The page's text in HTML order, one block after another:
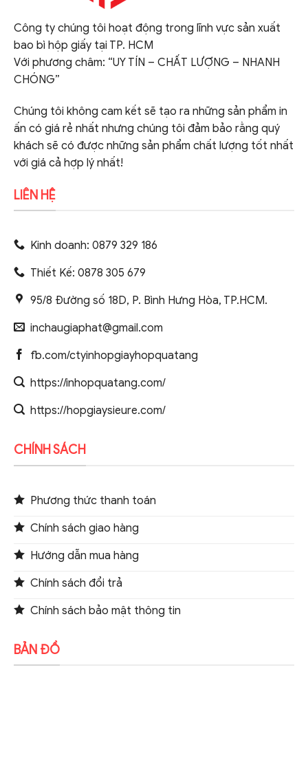
Công ty chúng tôi hoạt động trong lĩnh vực sản xuất
bao bì hộp giấy tại TP. HCM
Với phương châm: “UY TÍN – CHẤT LƯỢNG – NHANH
CHÓNG”
Chúng tôi không cam kết sẽ tạo ra những sản phẩm in
ấn có giá rẻ nhất nhưng chúng tôi đảm bảo rằng quý
khách sẽ có được những sản phẩm chất lượng tốt nhất
với giá cả hợp lý nhất!
LIÊN HỆ
Kinh doanh: 0879 329 186
Thiết Kế: 0878 305 679
95/8 Đường số 18D, P. Bình Hưng Hòa, TP.HCM.
inchaugiaphat@gmail.com
fb.com/ctyinhopgiayhopquatang
https://inhopquatang.com/
https://hopgiaysieure.com/
CHÍNH SÁCH
Phương thức thanh toán
Chính sách giao hàng
Hướng dẫn mua hàng
Chính sách đổi trả
Chính sách bảo mật thông tin
BẢN ĐỒ